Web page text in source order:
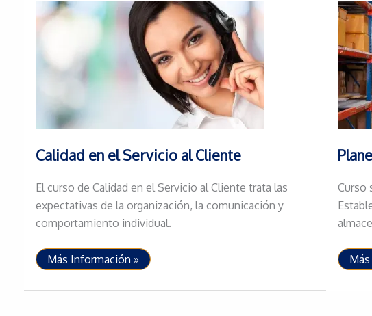
Calidad en el Servicio al Cliente
El curso de Calidad en el Servicio al Cliente trata las
expectativas de la organización, la comunicación y
comportamiento individual.
Calidad
en
Servicio
Más Información »
Curso
y